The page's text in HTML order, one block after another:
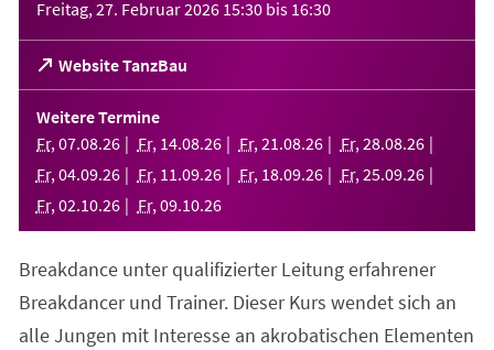
Freitag, 27. Februar 2026 15:30 bis 16:30
Website TanzBau
(Öffnet
in
einem
neuen
Tab)
Weitere Termine
Fr, 07.08.26 Fr, 14.08.26 Fr, 21 .08.26 Fr, 28.08.26
Fr, 04.09.26 Fr, 11 .09.26 Fr, 18.09.26 Fr, 25.09.26
Fr, 02.10.26 Fr, 09.10.26
Breakdance unter qualifizierter Leitung erfahrener
Breakdancer und Trainer. Dieser Kurs wendet sich an
alle Jungen mit Interesse an akrobatischen Elementen